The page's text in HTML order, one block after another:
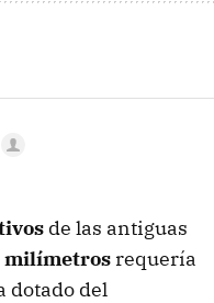
de las antiguas
milímetros requería
dotado del